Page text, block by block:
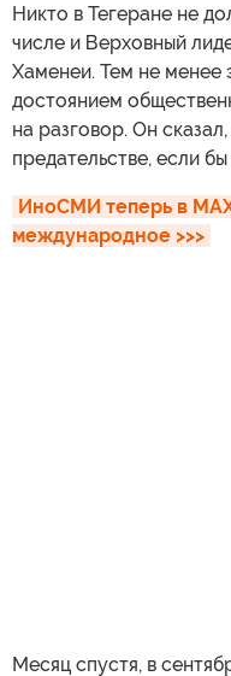
Никто в Тегеране не
числе и Верховный
Хаменеи. Тем не менее
достоянием
на разговор. Он
предательстве, если
ИноСМИ теперь в
международное >>>
Месяц спустя, в